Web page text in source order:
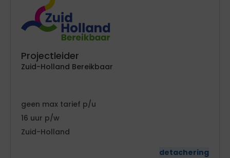
Projectleider
Zuid-Holland Bereikbaar
geen
tarief
16
Zuid-Holland
detachering